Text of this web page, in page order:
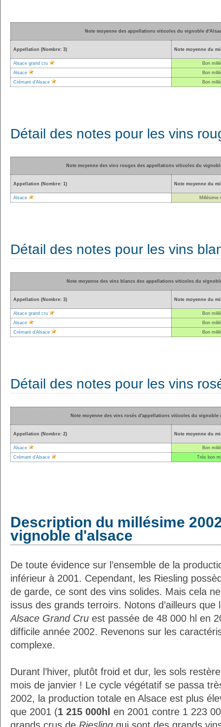
Note moyenne des appellations viticoles du vignoble
Appellation (Nombre: 3) Note moyenne du
Alsace grand cru
Bon
Alsace
Bon
Crémant d’Alsace
Bon
Détail des notes pour les vins
Note moyenne des vins rouges des appellations viticoles du
Appellation (Nombre: 1) Note moyenne du
Alsace Millésime
Détail des notes pour les vins
Note moyenne des vins blancs des appellations viticoles du
Appellation (Nombre: 3) Note moyenne du
Alsace grand cru
Bon
Alsace
Bon
Crémant d’Alsace
Bon
Détail des notes pour les vins
Note moyenne des vins rosés d'appellations viticoles du vignoble
Appellation (Nombre: 2) Note moyenne du
Alsace
Bon
Crémant d’Alsace
Très bon
Description du millésime
vignoble d'alsace
De toute évidence sur l’ensemble de la
inférieur à 2001. Cependant, les Riesling
de garde, ce sont des vins solides. Mais cela
issus des grands terroirs. Notons d’ailleurs
Alsace Grand Cru est passée de 48 000 hl en
difficile année 2002. Revenons sur les
complexe.
Durant l’hiver, plutôt froid et dur, les sols
mois de janvier ! Le cycle végétatif se passa
2002, la production totale en Alsace est plus
que 2001 (1 215 000hl en 2001 contre 1 223